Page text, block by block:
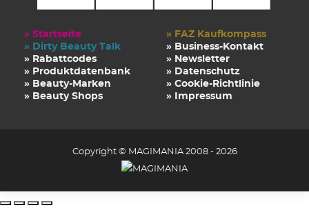
» Startseite
» Dirty Beauty Talk
» Rabattcodes
» Produktdatenbank
» Beauty-Marken
» Beauty Shops
» FAZ Kaufkompass
» Business-Kontakt
» Newsletter
» Datenschutz
» Cookie-Richtlinie
» Impressum
Copyright © MAGIMANIA 2008 - 2026